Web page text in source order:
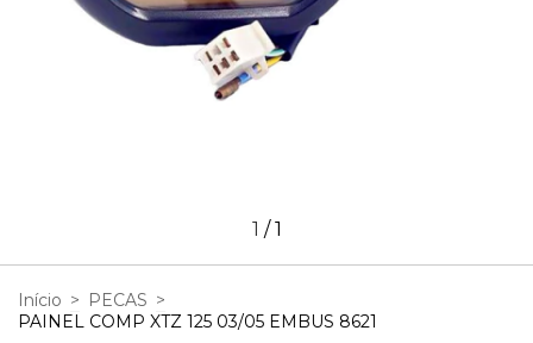
1 /1
Início > PECAS >
PAINEL COMP XTZ 125 03/05 EMBUS 8621